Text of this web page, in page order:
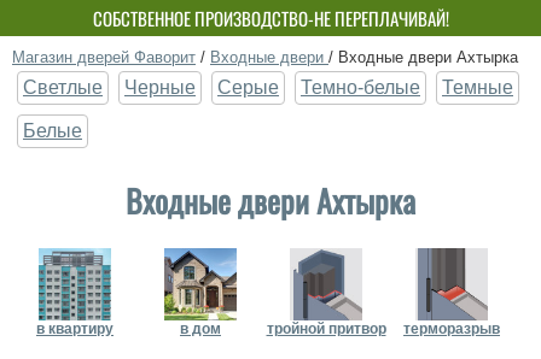
СОБСТВЕННОЕ ПРОИЗВОДСТВО-НЕ ПЕРЕПЛАЧИВАЙ!
Магазин дверей Фаворит / Входные двери / Входные двери Ахтырка
Светлые Черные Серые Темно-белые Темные
Белые
Входные двери Ахтырка
в квартиру в дом тройной притвор терморазрыв